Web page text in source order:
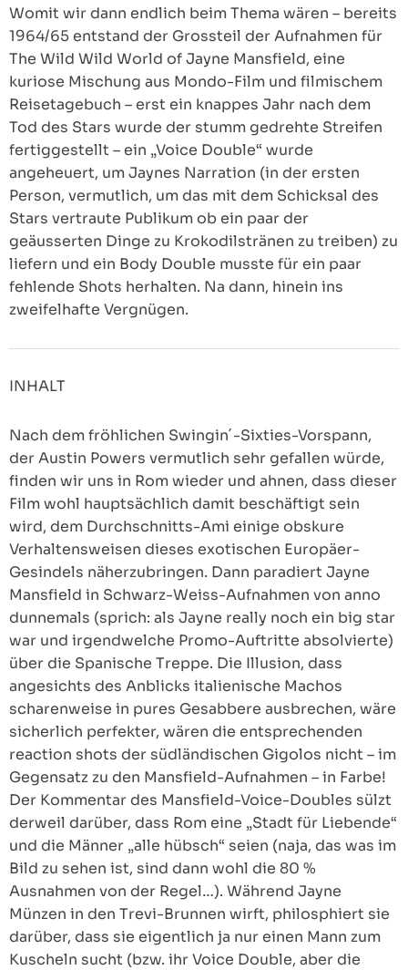
Womit wir dann endlich beim Thema wären – bereits
1964/65 entstand der Grossteil der Aufnahmen für
The Wild Wild World of Jayne Mansfield, eine
kuriose Mischung aus Mondo-Film und filmischem
Reisetagebuch – erst ein knappes Jahr nach dem
Tod des Stars wurde der stumm gedrehte Streifen
fertiggestellt – ein „Voice Double“ wurde
angeheuert, um Jaynes Narration (in der ersten
Person, vermutlich, um das mit dem Schicksal des
Stars vertraute Publikum ob ein paar der
geäusserten Dinge zu Krokodilstränen zu treiben) zu
liefern und ein Body Double musste für ein paar
fehlende Shots herhalten. Na dann, hinein ins
zweifelhafte Vergnügen.
INHALT
Nach dem fröhlichen Swingin´-Sixties-Vorspann,
der Austin Powers vermutlich sehr gefallen würde,
finden wir uns in Rom wieder und ahnen, dass dieser
Film wohl hauptsächlich damit beschäftigt sein
wird, dem Durchschnitts-Ami einige obskure
Verhaltensweisen dieses exotischen Europäer-
Gesindels näherzubringen. Dann paradiert Jayne
Mansfield in Schwarz-Weiss-Aufnahmen von anno
dunnemals (sprich: als Jayne really noch ein big star
war und irgendwelche Promo-Auftritte absolvierte)
über die Spanische Treppe. Die Illusion, dass
angesichts des Anblicks italienische Machos
scharenweise in pures Gesabbere ausbrechen, wäre
sicherlich perfekter, wären die entsprechenden
reaction shots der südländischen Gigolos nicht – im
Gegensatz zu den Mansfield-Aufnahmen – in Farbe!
Der Kommentar des Mansfield-Voice-Doubles sülzt
derweil darüber, dass Rom eine „Stadt für Liebende“
und die Männer „alle hübsch“ seien (naja, das was im
Bild zu sehen ist, sind dann wohl die 80 %
Ausnahmen von der Regel…). Während Jayne
Münzen in den Trevi-Brunnen wirft, philosphiert sie
darüber, dass sie eigentlich ja nur einen Mann zum
Kuscheln sucht (bzw. ihr Voice Double, aber die